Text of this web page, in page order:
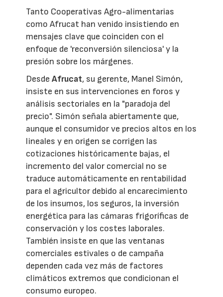
Tanto Cooperativas Agro-alimentarias
como Afrucat han venido insistiendo en
mensajes clave que coinciden con el
enfoque de 'reconversión silenciosa' y la
presión sobre los márgenes.
DesdeAfrucat, su gerente, Manel Simón,
insiste en sus intervenciones en foros y
análisis sectoriales en la "paradoja del
precio". Simón señala abiertamente que,
aunque el consumidor ve precios altos en los
lineales y en origen se corrigen las
cotizaciones históricamente bajas, el
incremento del valor comercial no se
traduce automáticamente en rentabilidad
para el agricultor debido al encarecimiento
de los insumos, los seguros, la inversión
energética para las cámaras frigoríficas de
conservación y los costes laborales.
También insiste en que las ventanas
comerciales estivales o de campaña
dependen cada vez más de factores
climáticos extremos que condicionan el
consumo europeo.